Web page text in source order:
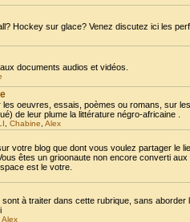
Hockey sur glace? Venez discutez ici les
documents audios et vidéos.
oeuvres, essais, poèmes ou romans, sur
de leur plume la littérature négro-africaine .
Chabine Alex
votre blog que dont vous voulez partager le
êtes un grioonaute non encore converti
est le votre.
à traiter dans cette rubrique, sans
Alex